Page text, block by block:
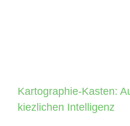
Kartographie-Kasten:
kiezlichen Intelligenz